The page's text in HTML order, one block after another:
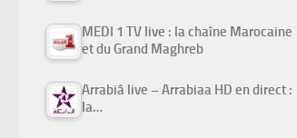
MEDI 1 TV live : la chaîne Marocaine
et du Grand Maghreb
Arrabiâ live – Arrabiaa HD en direct :
la…